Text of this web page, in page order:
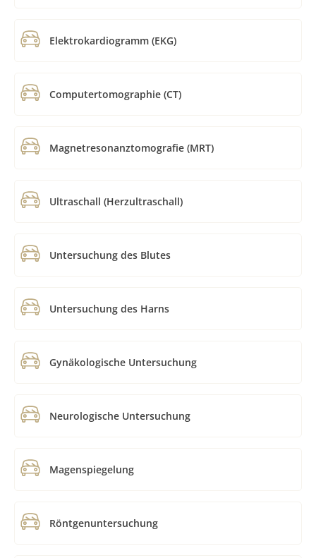
Elektrokardiogramm (EKG)
Computertomographie (CT)
Magnetresonanztomografie (MRT)
Ultraschall (Herzultraschall)
Untersuchung des Blutes
Untersuchung des Harns
Gynäkologische Untersuchung
Neurologische Untersuchung
Magenspiegelung
Röntgenuntersuchung